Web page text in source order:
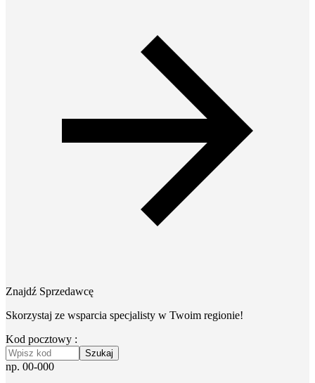
Znajdź Sprzedawcę
Skorzystaj ze wsparcia specjalisty w Twoim regionie!
Kod pocztowy :
Szukaj
np. 00-000